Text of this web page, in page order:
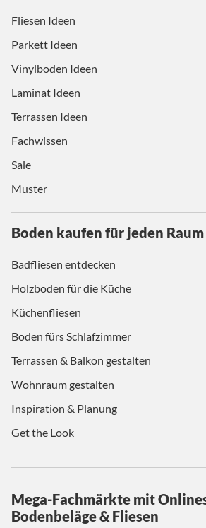
Fliesen Ideen
Parkett Ideen
Vinylboden Ideen
Laminat Ideen
Terrassen Ideen
Fachwissen
Sale
Muster
Boden kaufen für jeden Raum
Badfliesen entdecken
Holzboden für die Küche
Küchenfliesen
Boden fürs Schlafzimmer
Terrassen & Balkon gestalten
Wohnraum gestalten
Inspiration & Planung
Get the Look
Mega-Fachmärkte mit
Bodenbeläge & Fliesen